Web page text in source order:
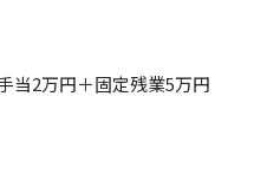
当2万円＋固定残業5万円